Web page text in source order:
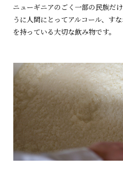
ニューギニアのごく一部の民族だ
うに人間にとってアルコール、す
を持っている大切な飲み物です。